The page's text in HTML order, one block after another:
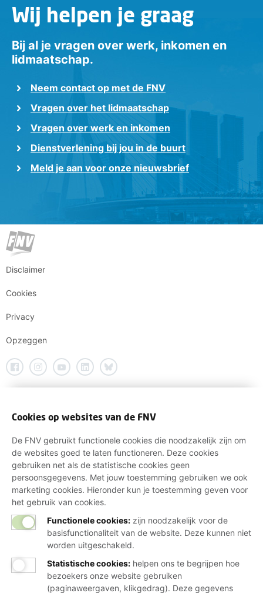
Wij helpen je graag
Bij al je vragen over werk, inkomen en
lidmaatschap.
Neem contact op met de FNV
Vragen over het lidmaatschap
Vragen over werk en inkomen
Dienstverlening bij jou in de buurt
Meld je aan voor onze nieuwsbrief
Disclaimer
Cookies
Privacy
Opzeggen
Cookies op websites van de FNV
De FNV gebruikt functionele cookies die noodzakelijk zijn om
de websites goed te laten functioneren. Deze cookies
gebruiken net als de statistische cookies geen
persoonsgegevens. Met jouw toestemming gebruiken we ook
marketing cookies. Hieronder kun je toestemming geven voor
het gebruik van cookies.
Functionele cookies: zijn noodzakelijk voor de
basisfunctionaliteit van de website. Deze kunnen niet
worden uitgeschakeld.
Statistische cookies: helpen ons te begrijpen hoe
bezoekers onze website gebruiken
(paginaweergaven, klikgedrag). Deze gegevens